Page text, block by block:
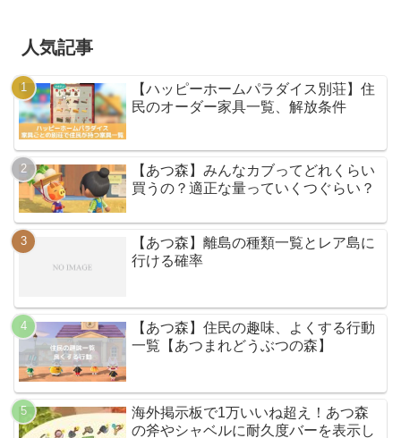
人気記事
【ハッピーホームパラダイス別荘】住
民のオーダー家具一覧、解放条件
【あつ森】みんなカブってどれくらい
買うの？適正な量っていくつぐらい？
【あつ森】離島の種類一覧とレア島に
行ける確率
【あつ森】住民の趣味、よくする行動
一覧【あつまれどうぶつの森】
海外掲示板で1万いいね超え！あつ森
の斧やシャベルに耐久度バーを表示し